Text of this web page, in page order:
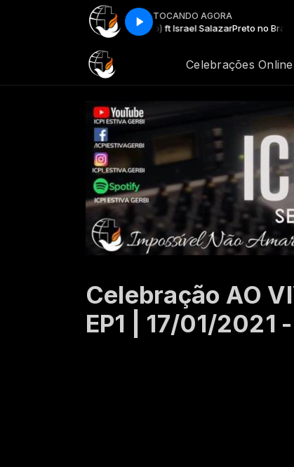
TOCANDO AGORA
Eu Te Agradeço (Ao Vivo) ft Israel SalazarPreto no Branco Eu Te
Celebrações Online
Celebração AO
EP1 | 17/01/2021